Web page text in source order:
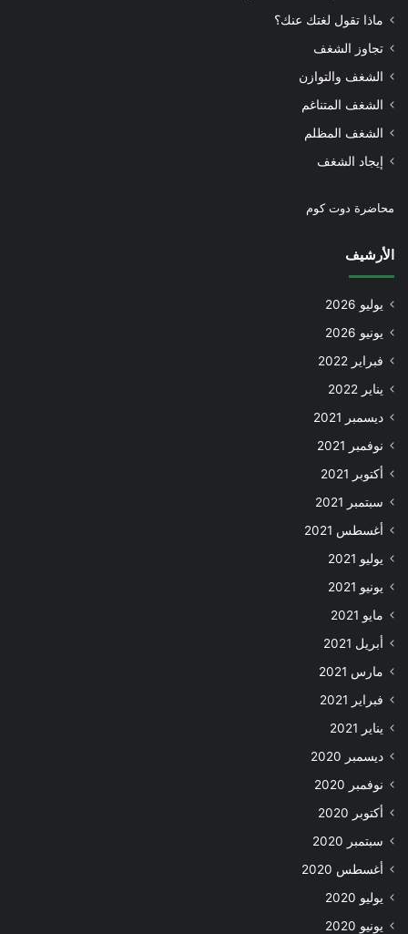
ماذا تقول لغتك عنك؟
تجاوز الشغف
الشغف والتوازن
الشغف المتناغم
الشغف المظلم
إيجاد الشغف
محاضرة دوت كوم
الأرشيف
يوليو 2026
يونيو 2026
فبراير 2022
يناير 2022
ديسمبر 2021
نوفمبر 2021
أكتوبر 2021
سبتمبر 2021
أغسطس 2021
يوليو 2021
يونيو 2021
مايو 2021
أبريل 2021
مارس 2021
فبراير 2021
يناير 2021
ديسمبر 2020
نوفمبر 2020
أكتوبر 2020
سبتمبر 2020
أغسطس 2020
يوليو 2020
يونيو 2020